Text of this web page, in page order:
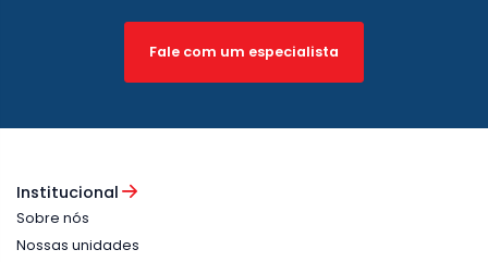
Fale com um especialista
Institucional
Sobre nós
Nossas unidades